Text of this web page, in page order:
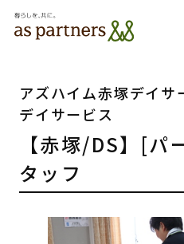
アズハイム赤塚デイサ
デイサービス
【赤塚/DS】[パ
タッフ